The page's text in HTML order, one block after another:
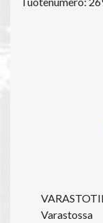
Varastossa